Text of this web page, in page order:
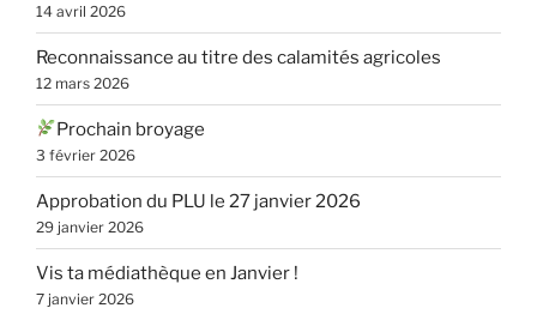
14 avril 2026
Reconnaissance au titre des calamités agricoles
12 mars 2026
Prochain broyage
3 février 2026
Approbation du PLU le 27 janvier 2026
29 janvier 2026
Vis ta médiathèque en Janvier !
7 janvier 2026